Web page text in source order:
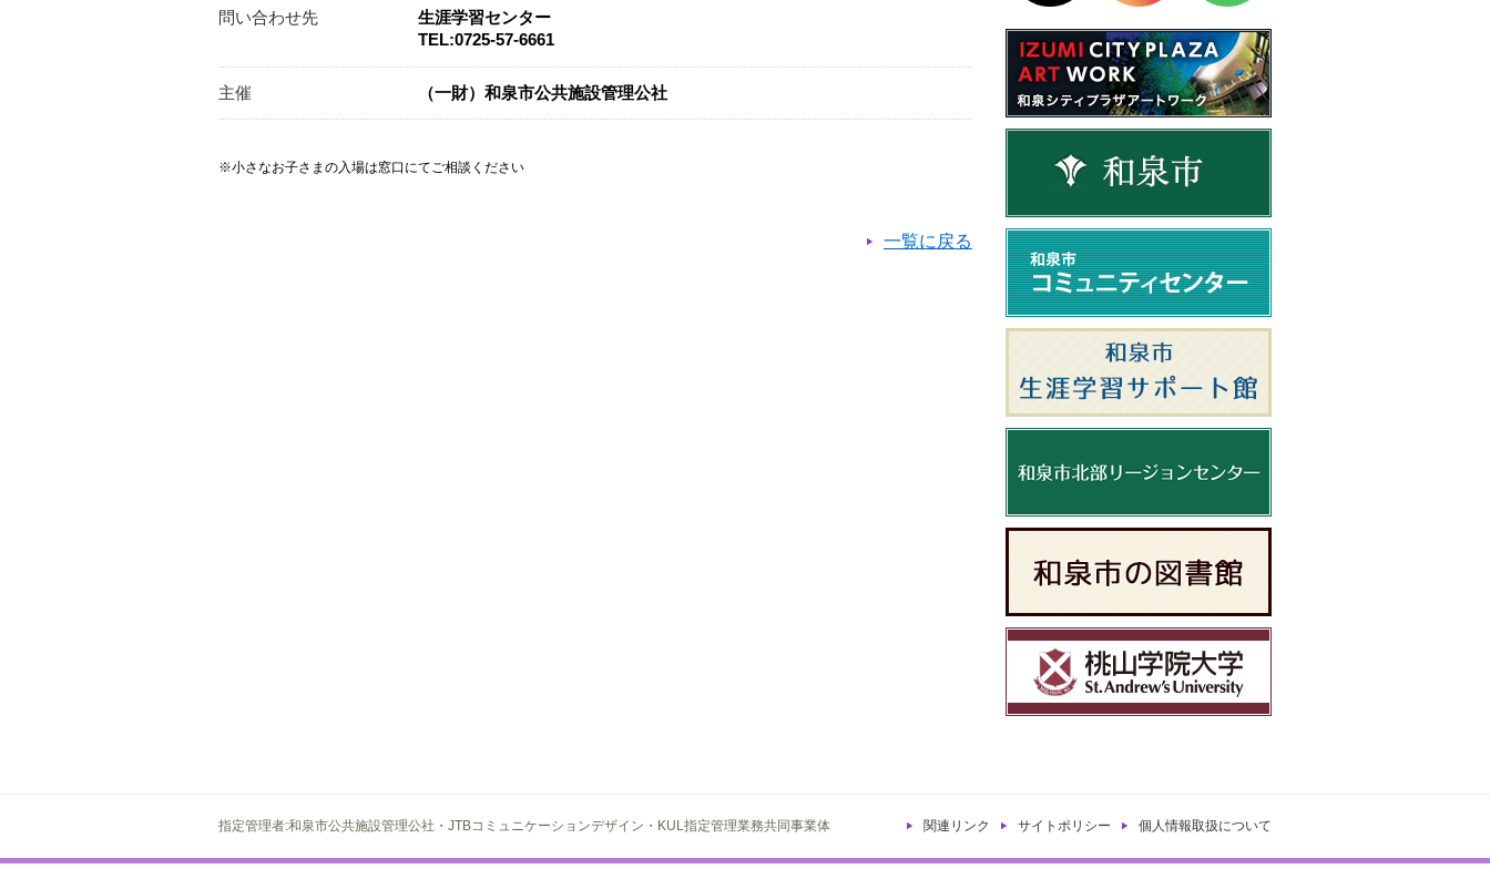
問い合わせ先
生涯学習センター
TEL:0725-57-6661
主催 （一財）和泉市公共施設管理公社
※小さなお子さまの入場は窓口にてご相談ください
一覧に戻る
関連リンク サイトポリシー 個人情報取扱について
指定管理者:和泉市公共施設管理公社・JTBコミュニケーションデザイン・KUL指定管理業務共同事業体